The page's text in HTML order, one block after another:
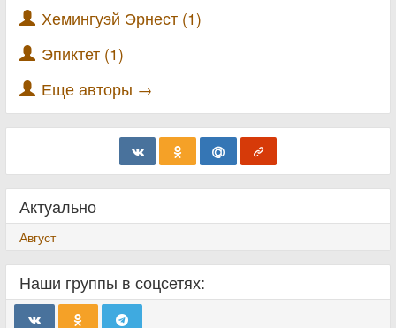
Хемингуэй Эрнест (1)
Эпиктет (1)
Еще авторы →
Актуально
Август
Наши группы в соцсетях: